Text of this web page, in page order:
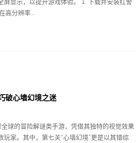
屏显示，以提升游戏体验。 1. 下载并安装红警
高分辨率...
破心墙幻境之迷
全球的冒险解谜类手游，凭借其独特的视觉效果
家。其中，第七关“心墙幻境”更是以其错综